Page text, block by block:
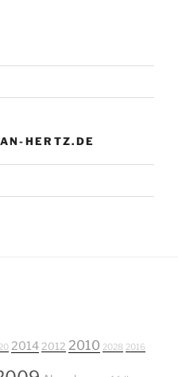
HERTZ.DE
2014 2012 2010 2028 2016